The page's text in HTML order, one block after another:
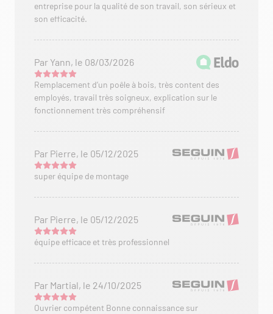
entreprise pour la qualité de son travail, son sérieux et
son efficacité.
Par Yann, le 08/03/2026
Remplacement d’un poêle à bois, très content des
employés, travail très soigneux, explication sur le
fonctionnement très compréhensif
Par Pierre, le 05/12/2025
super équipe de montage
Par Pierre, le 05/12/2025
équipe efficace et très professionnel
Par Martial, le 24/10/2025
Ouvrier compétent Bonne connaissance sur